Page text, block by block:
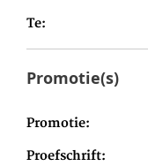
Te
Promotie(s)
Promotie
Proefschrift